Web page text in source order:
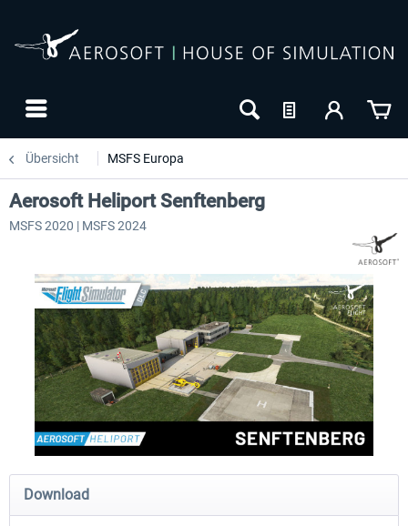
Übersicht MSFS Europa
Aerosoft Mega Airport Brüssel Aerosoft Airport Köln/
Aerosoft Heliport Senftenberg
MSFS 2020 | MSFS 2024
Download